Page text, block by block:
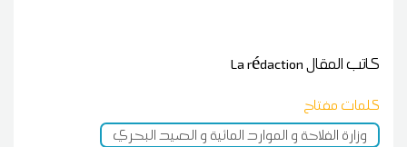
كاتب المقالLa rédaction
كلمات مفتاح
وزارة الفلاحة و الموارد المائية و الصيد البحري